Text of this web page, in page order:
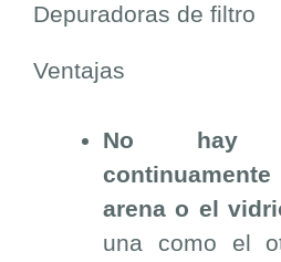
Depuradoras de filtro
Ventajas
No hay
arena o el
una como el